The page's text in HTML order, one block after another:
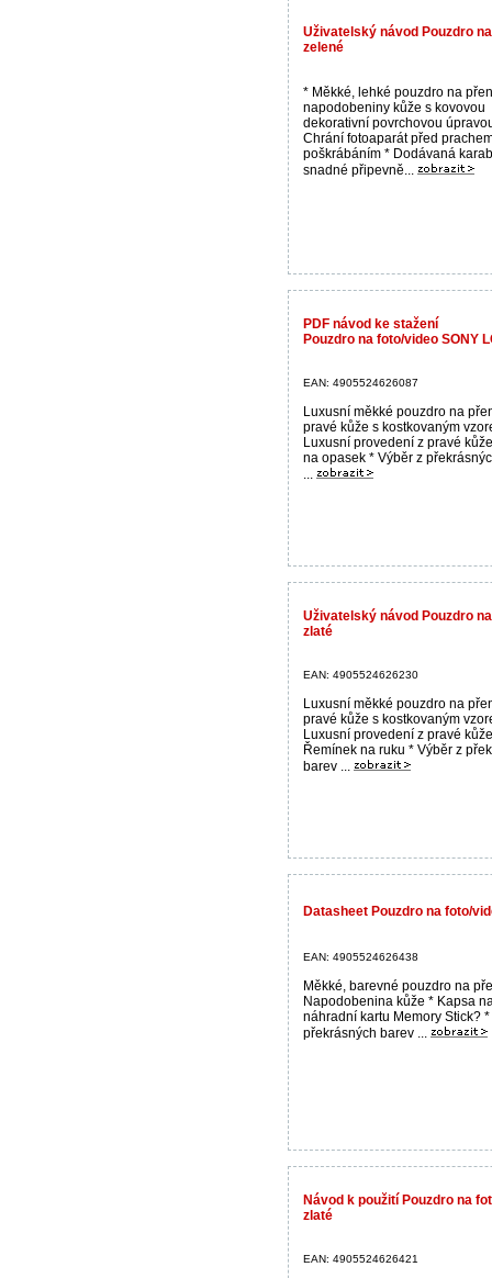
Uživatelský návod Pouzdro
zelené
* Měkké, lehké pouzdro na
napodobeniny kůže s kovovou
dekorativní povrchovou
Chrání fotoaparát před
poškrábáním * Dodávaná
snadné připevně...
PDF návod ke stažení
Pouzdro na foto/video SONY
EAN: 4905524626087
Luxusní měkké pouzdro na
pravé kůže s kostkovaným
Luxusní provedení z pravé
na opasek * Výběr z
...
Uživatelský návod Pouzdro
zlaté
EAN: 4905524626230
Luxusní měkké pouzdro na
pravé kůže s kostkovaným
Luxusní provedení z pravé
Řemínek na ruku * Výběr z
barev ...
Datasheet Pouzdro na foto/
EAN: 4905524626438
Měkké, barevné pouzdro na
Napodobenina kůže * Kapsa
náhradní kartu Memory Stick?
překrásných barev ...
Návod k použití Pouzdro na
zlaté
EAN: 4905524626421